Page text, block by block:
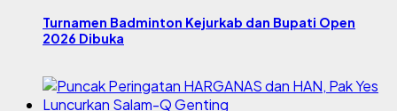
Turnamen Badminton Kejurkab dan Bupati Open
2026 Dibuka